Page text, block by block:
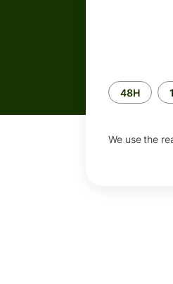
Time
period
48H
We use the